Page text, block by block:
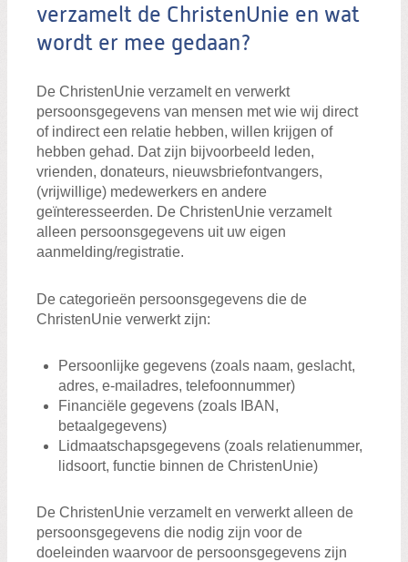
verzamelt de ChristenUnie en wat
wordt er mee gedaan?
De ChristenUnie verzamelt en verwerkt
persoonsgegevens van mensen met wie wij direct
of indirect een relatie hebben, willen krijgen of
hebben gehad. Dat zijn bijvoorbeeld leden,
vrienden, donateurs, nieuwsbriefontvangers,
(vrijwillige) medewerkers en andere
geïnteresseerden. De ChristenUnie verzamelt
alleen persoonsgegevens uit uw eigen
aanmelding/registratie.
De categorieën persoonsgegevens die de
ChristenUnie verwerkt zijn:
Persoonlijke gegevens (zoals naam, geslacht,
adres, e-mailadres, telefoonnummer)
Financiële gegevens (zoals IBAN,
betaalgegevens)
Lidmaatschapsgegevens (zoals relatienummer,
lidsoort, functie binnen de ChristenUnie)
De ChristenUnie verzamelt en verwerkt alleen de
persoonsgegevens die nodig zijn voor de
doeleinden waarvoor de persoonsgegevens zijn